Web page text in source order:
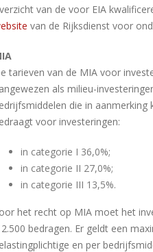
van de voor EIA
van de Rijksdienst voor
tarieven van de MIA voor
als milieu-
die in
voor investeringen:
in categorie I 36,0%;
in categorie II 27,0%;
in categorie III 13,5%.
het recht op MIA moet het
bedragen. Er geldt een
en per